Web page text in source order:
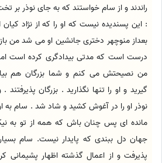
راندند و از سام خواستند که به جای نوذر
: این پسندیده نیست که او را که از نژاد
بعداز منوچهر دختری جانشین او می شد من
درست است که مدتی بیدادگری کرده است اما
من نصیحتش می کنم و شما بزرگان هم
گیرید و او را تنها نگذارید . بزرگان
نوذر او را در آغوش کشید و شاد شد . سام به
مانده ای پس چنان باش که همه از تو به
جهان دل ببندی که پایدار نیست. سام
پذیرفت و از اعمال گذشته اظهار پشیمانی